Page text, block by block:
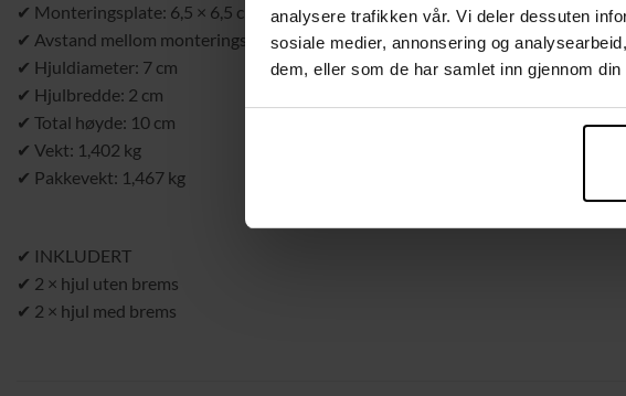
analysere trafikken vår. Vi deler dessuten
sosiale medier, annonsering og
dem, eller som de har samlet inn gjennom
✔ Monteringsplate: 6,5 × 6,5 cm
✔ Avstand mellom monteringshull: 4,8 cm
✔ Hjuldiameter: 7 cm
✔ Hjulbredde: 2 cm
✔ Total høyde: 10 cm
✔ Vekt: 1,402 kg
✔ Pakkevekt: 1,467 kg
✔ INKLUDERT
✔ 2 × hjul uten brems
✔ 2 × hjul med brems